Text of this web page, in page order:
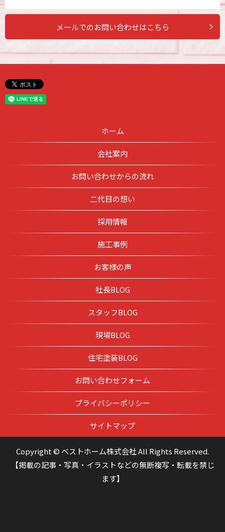
メールでのお問い合わせはこちら
ホーム
会社案内
お問い合わせからの流れ
二代目の想い
採用情報
施工事例
お客様の声
社長BLOG
スタッフBLOG
現場BLOG
住宅塗装BLOG
お問い合わせフォーム
プライバシーポリシー
サイトマップ
Copyright © ベストホーム株式会社 All Rights Reserved.
【掲載の記事・写真・イラストなどの無断複写・転載を禁じ
ます】